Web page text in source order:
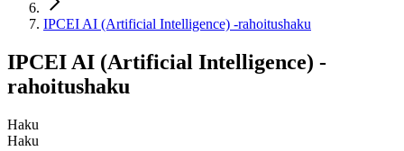
IPCEI AI (Artificial Intelligence) -rahoitushaku
IPCEI AI (Artificial Intelligence) -
rahoitushaku
Haku
Haku